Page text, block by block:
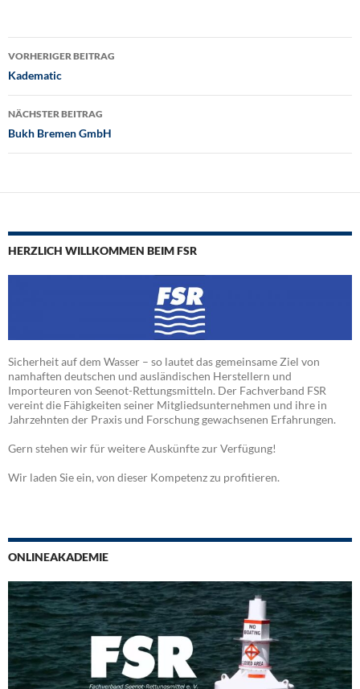
Beitragsnavigation
VORHERIGER BEITRAG
Kadematic
NÄCHSTER BEITRAG
Bukh Bremen GmbH
HERZLICH WILLKOMMEN BEIM FSR
Sicherheit auf dem Wasser – so lautet das gemeinsame Ziel von
namhaften deutschen und ausländischen Herstellern und
Importeuren von Seenot-Rettungsmitteln. Der Fachverband FSR
vereint die Fähigkeiten seiner Mitgliedsunternehmen und ihre in
Jahrzehnten der Praxis und Forschung gewachsenen Erfahrungen.
Gern stehen wir für weitere Auskünfte zur Verfügung!
Wir laden Sie ein, von dieser Kompetenz zu profitieren.
ONLINEAKADEMIE